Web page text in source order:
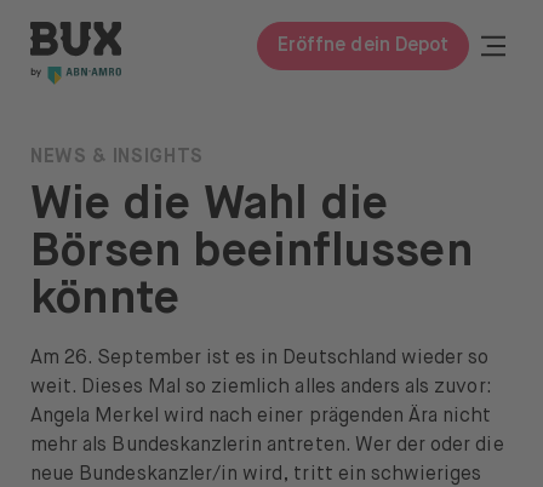
BUX | Mach mehr mit deinem Geld DE
Eröffne dein Depot
BUX Prime
Preise
Wissen
Wissen
Glossar
Investieren lernen
Investieren in
Wie die Wahl die
Börsen beeinflussen
könnte
NEWS & INSIGHTS
Am 26. September ist es in Deutschland wieder so
weit. Dieses Mal so ziemlich alles anders als zuvor:
Angela Merkel wird nach einer prägenden Ära nicht
mehr als Bundeskanzlerin antreten. Wer der oder die
neue Bundeskanzler/in wird, tritt ein schwieriges